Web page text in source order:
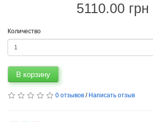
5110.00 грн
Количество
В корзину
0 отзывов / Написать отзыв